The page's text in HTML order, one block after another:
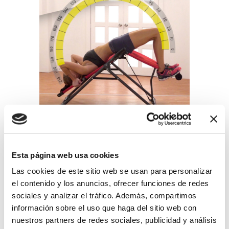
Esta página web usa cookies
Las cookies de este sitio web se usan para personalizar
el contenido y los anuncios, ofrecer funciones de redes
sociales y analizar el tráfico. Además, compartimos
información sobre el uso que haga del sitio web con
nuestros partners de redes sociales, publicidad y análisis
BENEFICIOS
Backlounge es la solución ideal
para quienes sufren de dolor de
espalda, cuello o fatiga muscular
por malas posturas o largas
horas sentado. Su sistema de
inversión 2 en 1 permite aliviar